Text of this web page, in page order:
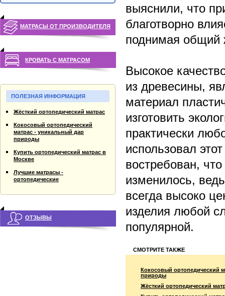
выяснили, что
благотворно
поднимая общий
Высокое
из древесины,
материал
изготовить
практически
использовал
востребован,
изменилось,
всегда высоко
изделия любой
популярной.
СМОТРИТЕ ТАКЖЕ
Кокосовый ортопедический
природы
Жёсткий ортопедический
МАТРАСЫ ОТ ПРОИЗВОДИТЕЛЯ
КРОВАТЬ С МАТРАСОМ
ПОЛЕЗНАЯ ИНФОРМАЦИЯ
Жёсткий ортопедический матрас
Кокосовый ортопедический
матрас - уникальный дар
природы
Купить ортопедический матрас в
Москве
Лучшие матрасы -
ортопедические
ОТЗЫВЫ